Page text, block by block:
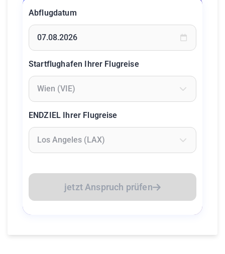
Abflugdatum
Startflughafen Ihrer Flugreise
ENDZIEL Ihrer Flugreise
jetzt Anspruch prüfen